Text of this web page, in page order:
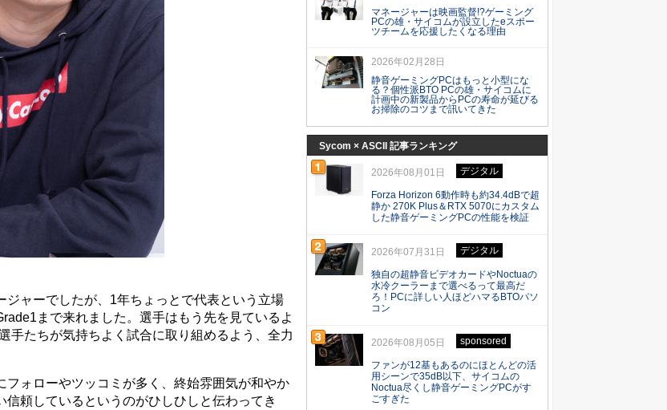
ャーでしたが、1年ちょっとで代表という立場
まで来れました。選手はもう先を見ているよ
手たちが気持ちよく試合に取り組めるよう、全力
ォローやツッコミが多く、終始雰囲気が和やか
頼しているというのがひしひしと伝わってき
マネージャーは映画監督!?ゲーミング
PCの雄・サイコムが設立したeスポー
ツチームを応援したくなる理由
2026年02月28日
静音ゲーミングPCはもっと小型にな
る？個性派BTO PCの雄・サイコムに
計画中の新製品からPCの寿命が延びる
お掃除のコツまで訊いてきた
Sycom × ASCII 記事ランキング
2026年08月01日 デジタル
Forza Horizon 6動作時も約34.4dBで超
静か 270K Plus＆RTX 5070にカスタム
した静音ゲーミングPCの性能を検証
2026年07月31日 デジタル
独自の超静音ビデオカードやNoctuaの
水冷クーラーまで選べるって最高だ
ろ！PCに詳しい人ほどハマるBTOパソ
コン
2026年08月05日 sponsored
ファンが12基もあるのにほとんどの活
用シーンで35dB以下、サイコムの
Noctua尽くし静音ゲーミングPCがす
ごすぎた